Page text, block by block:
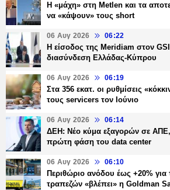
H «μάχη» στη Metlen και τα
να «κάψουν» τους short
06 Αυγ 2026 06:22
Η είσοδος της Meridiam στον
διασύνδεση Ελλάδας-Κύπρου
06 Αυγ 2026 06:19
Στα 356 εκατ. οι ρυθμίσεις
τους servicers τον Ιούνιο
06 Αυγ 2026 06:14
ΔΕΗ: Νέο κύμα εξαγορών σε ΑΠΕ,
πρώτη φάση του data center
06 Αυγ 2026 06:10
Περιθώριο ανόδου έως +20% για
τραπεζών «βλέπει» η Goldman